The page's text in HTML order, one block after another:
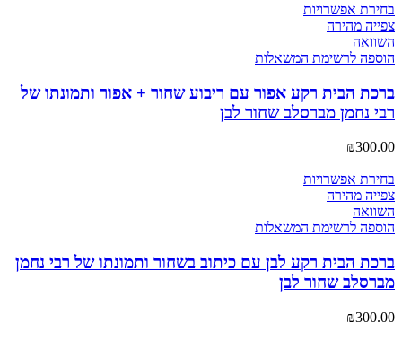
בחירת אפשרויות
צפייה מהירה
השוואה
הוספה לרשימת המשאלות
ברכת הבית רקע אפור עם ריבוע שחור + אפור ותמונתו של
רבי נחמן מברסלב שחור לבן
₪300.00
בחירת אפשרויות
צפייה מהירה
השוואה
הוספה לרשימת המשאלות
ברכת הבית רקע לבן עם כיתוב בשחור ותמונתו של רבי נחמן
מברסלב שחור לבן
₪300.00